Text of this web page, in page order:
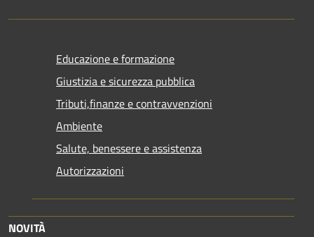
Educazione e formazione
Giustizia e sicurezza pubblica
Tributi,finanze e contravvenzioni
Ambiente
Salute, benessere e assistenza
Autorizzazioni
NOVITÀ